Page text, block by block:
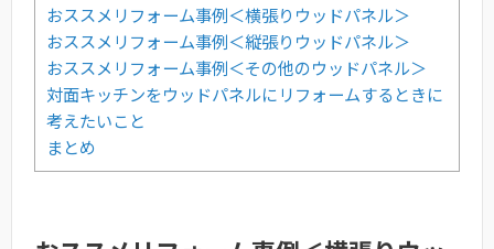
おススメリフォーム事例＜横張りウッドパネル＞
おススメリフォーム事例＜縦張りウッドパネル＞
おススメリフォーム事例＜その他のウッドパネル＞
対面キッチンをウッドパネルにリフォームするときに
考えたいこと
まとめ